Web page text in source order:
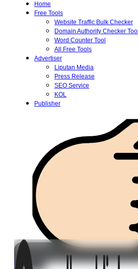
Home
Free Tools
Website Traffic Bulk Checker
Domain Authority Checker Tool
Word Counter Tool
All Free Tools
Advertiser
Liputan Media
Press Release
SEO Service
KOL
Publisher
Login